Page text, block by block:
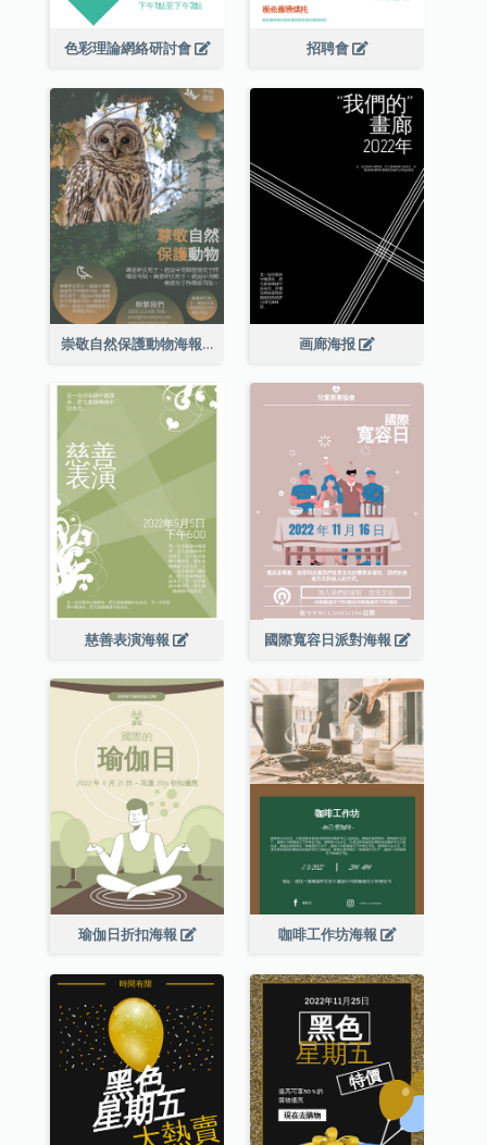
色彩理論網絡研討會 招聘會
崇敬自然保護動物海報 画廊海报
慈善表演海報 國際寬容日派對海報
瑜伽日折扣海報 咖啡工作坊海報